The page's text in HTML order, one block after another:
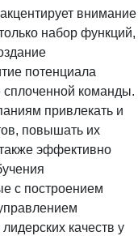
внимание
набор функций,
потенциала
сплоченной команды.
привлекать и
повышать их
эффективно
с построением
качеств у